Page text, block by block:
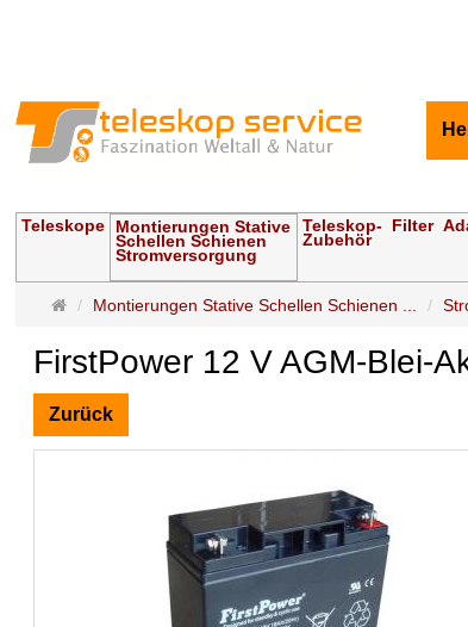
Teleskope Montierungen Stative
Schellen Schienen
Stromversorgung
Teleskop-
Zubehör
Filter
Startseite
Montierungen Stative Schellen Schienen ...
FirstPower 12 V AGM-Blei-
Zurück